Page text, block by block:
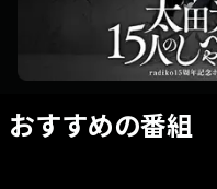
おすすめの番組